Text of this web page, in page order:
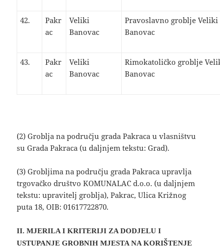
42.
Pakr
ac
Veliki
Banovac
Pravoslavno groblje Veliki
Banovac
43.
Pakr
ac
Veliki
Banovac
Rimokatoličko groblje
Banovac
(2) Groblja na području grada Pakraca u vlasništvu
su Grada Pakraca (u daljnjem tekstu: Grad).
(3) Grobljima na području grada Pakraca upravlja
trgovačko društvo KOMUNALAC d.o.o. (u daljnjem
tekstu: upravitelj groblja), Pakrac, Ulica Križnog
puta 18, OIB: 01617722870.
II. MJERILA I KRITERIJI ZA DODJELU I
USTUPANJE GROBNIH MJESTA NA KORIŠTENJE